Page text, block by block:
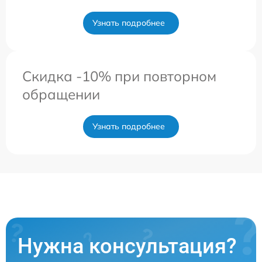
Узнать подробнее
Скидка -10% при повторном
обращении
Узнать подробнее
Нужна консультация?